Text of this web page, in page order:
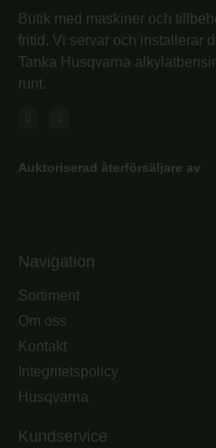
Butik med maskiner och
fritid. Vi servar och installerar
Tanka Husqvarna
runt.
Auktoriserad återförsäljare av
Navigation
Sortiment
Om oss
Kontakt
Integritetspolicy
Husqvarna
Kundservice